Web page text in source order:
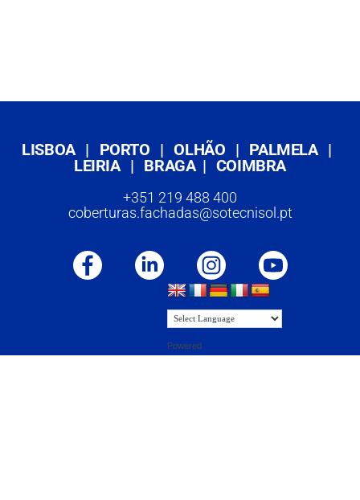
LISBOA | PORTO | OLHÃO | PALMELA |
LEIRIA | BRAGA | COIMBRA
+351 219 488 400
coberturas.fachadas@sotecnisol.pt
Powered